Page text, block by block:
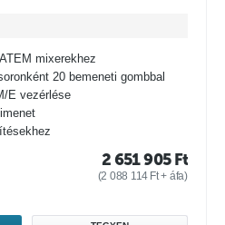
mixerekhez
20 bemeneti gombbal
E vezérlése
2 651 905 Ft
(2 088 114 Ft+ áfa)